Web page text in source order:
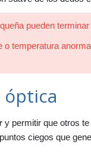
pueden terminar
o temperatura
óptica
y permitir que otros te
ciegos que